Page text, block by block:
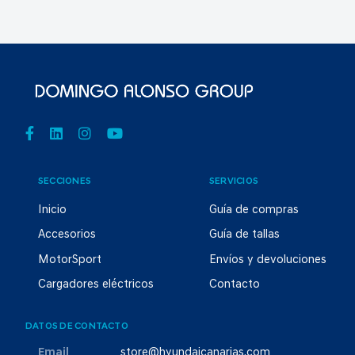
SECCIONES
Inicio
Accesorios
MotorSport
Cargadores eléctricos
SERVICIOS
Guía de compras
Guía de tallas
Envíos y devoluciones
Contacto
DATOS DE CONTACTO